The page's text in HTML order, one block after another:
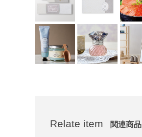
Relate item 関連商品